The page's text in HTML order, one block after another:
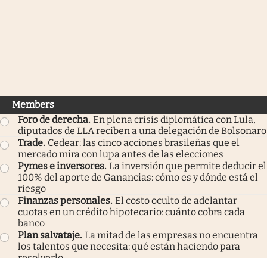
Members
Foro de derecha. En plena crisis diplomática con Lula,
diputados de LLA reciben a una delegación de Bolsonaro
Trade. Cedear: las cinco acciones brasileñas que el
mercado mira con lupa antes de las elecciones
Pymes e inversores. La inversión que permite deducir el
100% del aporte de Ganancias: cómo es y dónde está el
riesgo
Finanzas personales. El costo oculto de adelantar
cuotas en un crédito hipotecario: cuánto cobra cada
banco
Plan salvataje. La mitad de las empresas no encuentra
los talentos que necesita: qué están haciendo para